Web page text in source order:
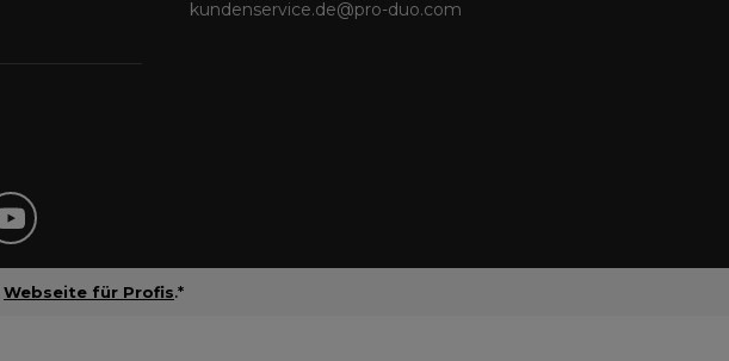
kundenservice.de@pro-duo.com
Webseite für Profis.*